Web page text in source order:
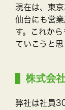
現在は、東
仙台にも営
す。これか
ていこうと思
株式会
弊社は社員